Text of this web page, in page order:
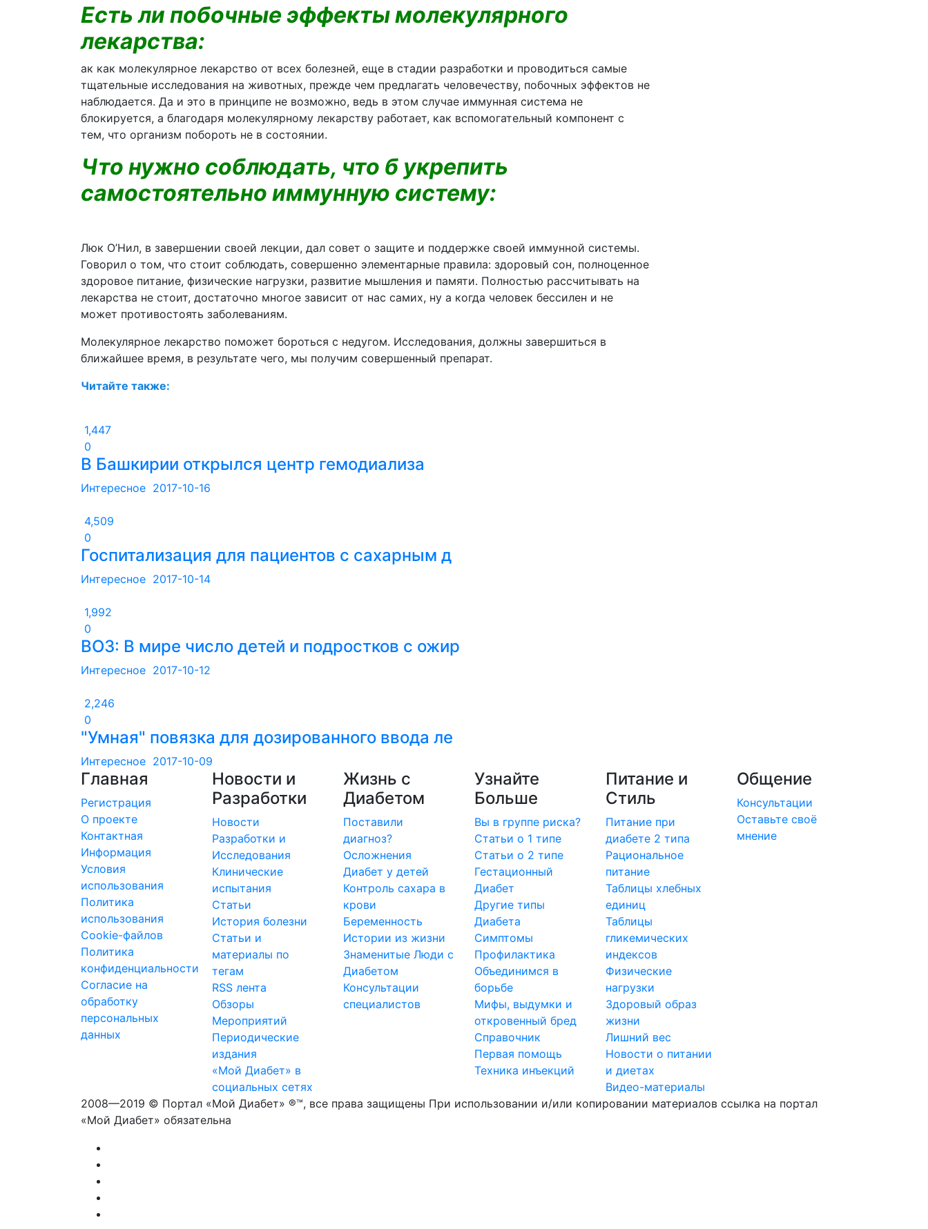
Есть ли побочные эффекты молекулярного
лекарства:
ак как молекулярное лекарство от всех болезней, еще в стадии разработки и проводиться самые
тщательные исследования на животных, прежде чем предлагать человечеству, побочных эффектов не
наблюдается. Да и это в принципе не возможно, ведь в этом случае иммунная система не
блокируется, а благодаря молекулярному лекарству работает, как вспомогательный компонент с
тем, что организм побороть не в состоянии.
Что нужно соблюдать, что б укрепить
самостоятельно иммунную систему:
Люк О’Нил, в завершении своей лекции, дал совет о защите и поддержке своей иммунной системы.
Говорил о том, что стоит соблюдать, совершенно элементарные правила: здоровый сон, полноценное
здоровое питание, физические нагрузки, развитие мышления и памяти. Полностью рассчитывать на
лекарства не стоит, достаточно многое зависит от нас самих, ну а когда человек бессилен и не
может противостоять заболеваниям.
Молекулярное лекарство поможет бороться с недугом. Исследования, должны завершиться в
ближайшее время, в результате чего, мы получим совершенный препарат.
Читайте также:
1,447
0
В Башкирии открылся центр гемодиализа
Интересное 2017-10-16
4,509
0
Госпитализация для пациентов с сахарным д
Интересное 2017-10-14
1,992
0
ВОЗ: В мире число детей и подростков с ожир
Интересное 2017-10-12
2,246
0
"Умная" повязка для дозированного ввода ле
Интересное 2017-10-09
Главная
Регистрация
О проекте
Контактная
Информация
Условия
использования
Политика
использования
Cookie-файлов
Политика
конфиденциальности
Согласие на
обработку
персональных
данных
Новости и
Разработки
Новости
Разработки и
Исследования
Клинические
испытания
Статьи
История болезни
Статьи и
материалы по
тегам
RSS лента
Обзоры
Мероприятий
Периодические
издания
«Мой Диабет» в
социальных сетях
Жизнь с
Диабетом
Поставили
диагноз?
Осложнения
Диабет у детей
Контроль сахара в
крови
Беременность
Истории из жизни
Знаменитые Люди с
Диабетом
Консультации
специалистов
Узнайте
Больше
Вы в группе риска?
Статьи о 1 типе
Статьи о 2 типе
Гестационный
Диабет
Другие типы
Диабета
Симптомы
Профилактика
Объединимся в
борьбе
Мифы, выдумки и
откровенный бред
Справочник
Первая помощь
Техника инъекций
Питание и
Стиль
Питание при
диабете 2 типа
Рациональное
питание
Таблицы хлебных
единиц
Таблицы
гликемических
индексов
Физические
нагрузки
Здоровый образ
жизни
Лишний вес
Новости о питании
и диетах
Видео-материалы
Общение
Консультации
Оставьте своё
мнение
2008—2019 © Портал «Мой Диабет» ®™, все права защищены При использовании и/или копировании материалов ссылка на портал
«Мой Диабет» обязательна